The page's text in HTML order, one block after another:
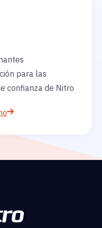
para las
confianza de Nitro